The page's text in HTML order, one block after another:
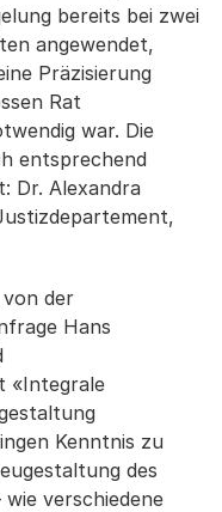
bereits bei zwei
angewendet,
Präzisierung
Rat
war. Die
entsprechend
Dr. Alexandra
der
Hans
«Integrale
Kenntnis zu
des
verschiedene